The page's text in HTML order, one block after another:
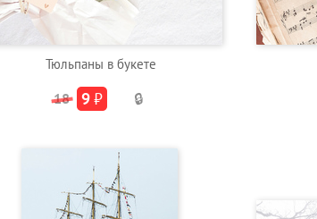
Тюльпаны в букете
18 9₽ 🔒